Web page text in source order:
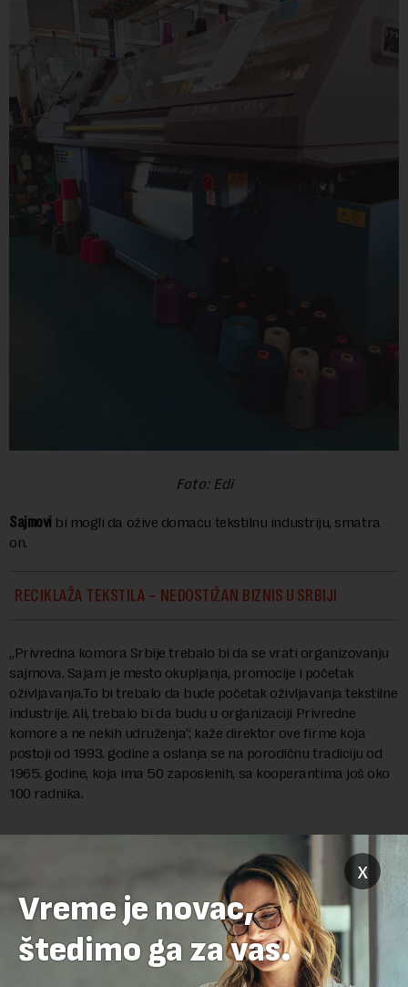
Foto: Edi
Sajmovi bi mogli da ožive domaću tekstilnu industriju, smatra
on.
RECIKLAŽA TEKSTILA – NEDOSTIŽAN BIZNIS U SRBIJI
„Privredna komora Srbije trebalo bi da se vrati organizovanju
sajmova. Sajam je mesto okupljanja, promocije i početak
oživljavanja.To bi trebalo da bude početak oživljavanja tekstilne
industrije. Ali, trebalo bi da budu u organizaciji Privredne
komore a ne nekih udruženja“, kaže direktor ove firme koja
postoji od 1993. godine a oslanja se na porodičnu tradiciju od
1965. godine, koja ima 50 zaposlenih, sa kooperantima još oko
100 radnika.
Preuzimanje delova teksta je dozvoljeno, ali uz obavezno navođenje
izvora i uz postavljanje linka ka izvornom tekstu na novaekonomija.rs
x
Vreme je novac,
štedimo ga za vas.